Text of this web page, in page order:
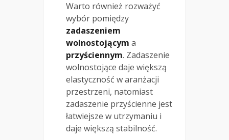
Warto również rozważyć
wybór pomiędzy
zadaszeniem
wolnostojącym a
przyściennym. Zadaszenie
wolnostojące daje większą
elastyczność w aranżacji
przestrzeni, natomiast
zadaszenie przyścienne jest
łatwiejsze w utrzymaniu i
daje większą stabilność.